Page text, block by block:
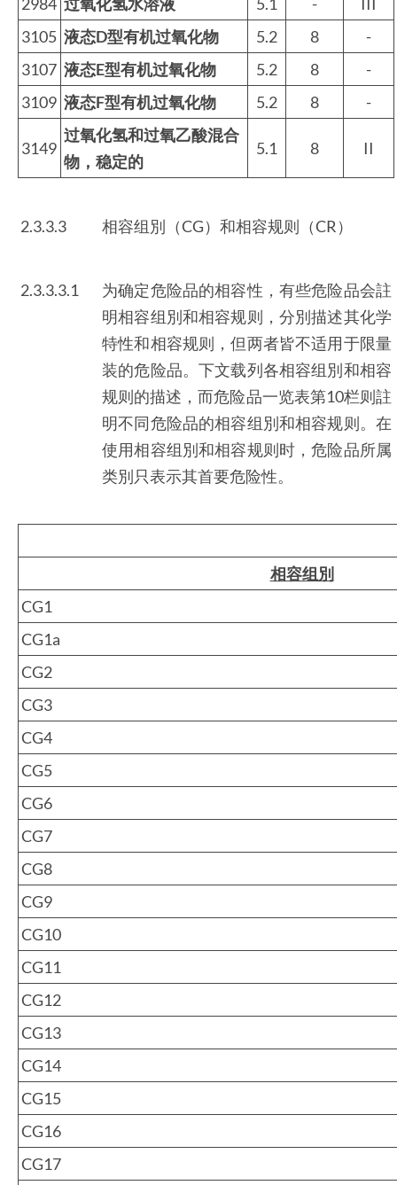
3105 液态D型有机过氧化物 5.2 8
-
3107 液态E型有机过氧化物 5.2 8
-
3109 液态F型有机过氧化物 5.2 8 -
3149
过氧化氢和过氧乙酸混合
物，稳定的
5.1 8 II
2.3.3.3 相容组別（CG）和相容规则（CR）
2.3.3.3.1
为确定危险品的相容性，有些危险品会註
明相容组別和相容规则，分別描述其化学
特性和相容规则，但两者皆不适用于限量
装的危险品。下文载列各相容组別和相容
规则的描述，而危险品一览表第10栏则註
明不同危险品的相容组別和相容规则。在
使用相容组別和相容规则时，危险品所属
类別只表示其首要危险性。
相容组別
CG1
CG1a
CG2
CG3
CG4
CG5
CG6
CG7
CG8
CG9
CG10
CG11
CG12
CG13
CG14
CG15
CG16
CG17